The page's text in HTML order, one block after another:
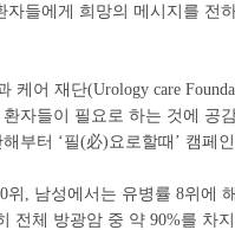
들에게 희망의 메시지를 전
케어 재단(Urology care
자들이 필요로 하는 것에 공
부터 ‘필(必)요로할때’ 캠페
위, 남성에서는 유병률 8위에
전체 방광암 중 약 90%를 차